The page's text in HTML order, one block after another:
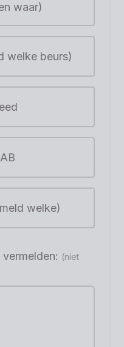
waar)
welke beurs)
welke)
(niet